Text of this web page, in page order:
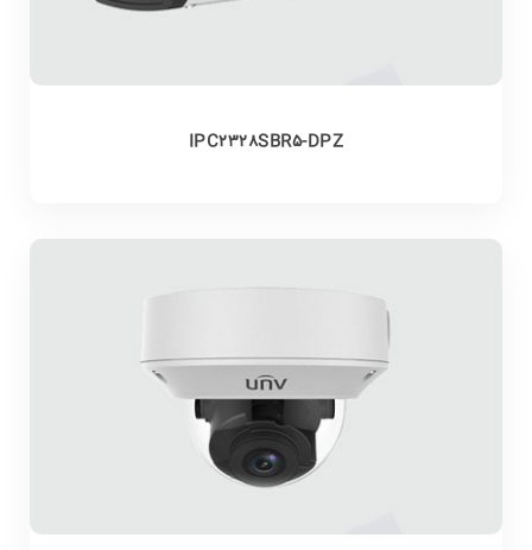
IPC2328SBR5-DPZ